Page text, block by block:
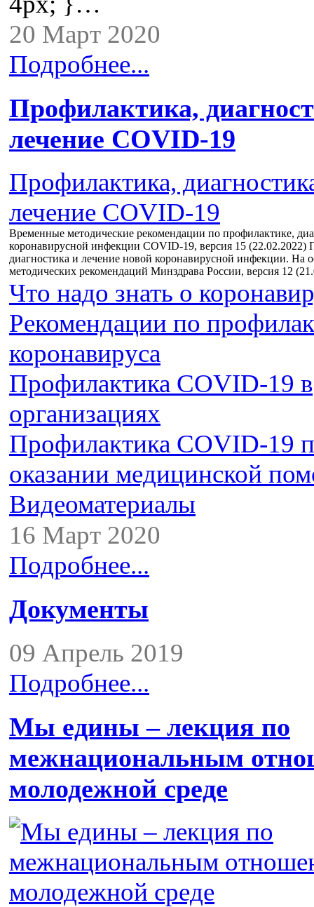
20 Март 2020
Подробнее...
Профилактика,
лечение COVID-19
Профилактика,
лечение COVID-19
Временные методические рекомендации по профилактике,
коронавирусной инфекции COVID-19, версия 15 (22.02.2022)
диагностика и лечение новой коронавирусной инфекции. На
методических рекомендаций Минздрава России, версия 12
Что надо знать о
Рекомендации по
коронавируса
Профилактика COVID-19 в
организациях
Профилактика COVID-19
оказании медицинской
Видеоматериалы
16 Март 2020
Подробнее...
Документы
09 Апрель 2019
Подробнее...
Мы едины – лекция по
межнациональным
молодежной среде